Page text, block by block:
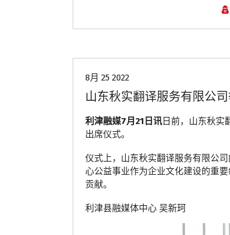
8月 25 2022
山东秋实翻译服务有限公
利津融媒7月21日讯日前，山东秋实
出席仪式。
仪式上，山东秋实翻译服务有限公
心公益事业作为企业文化建设的重
贡献。
利津县融媒体中心 吴新珂